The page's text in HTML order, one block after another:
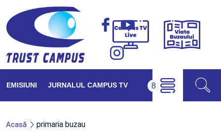
Campus
Viața
EMISIUNI JURNALUL CAMPUS TV
Acasă primaria buzau